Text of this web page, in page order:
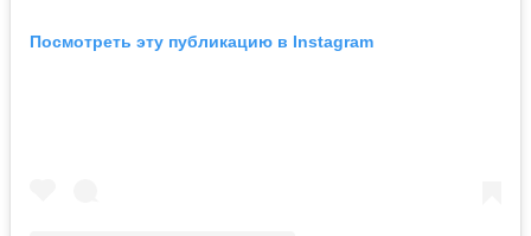
Посмотреть эту публикацию в Instagram